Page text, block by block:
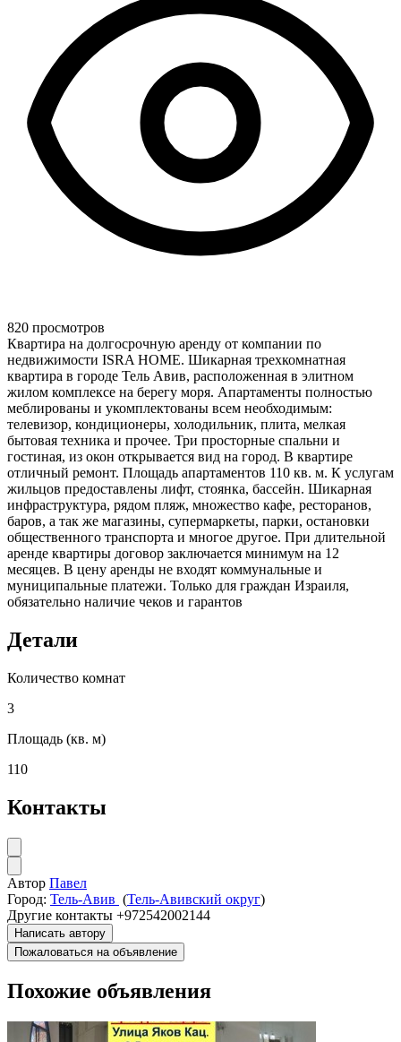
820 просмотров
Квартира на долгосрочную аренду от компании по
недвижимости ISRA HOME. Шикарная трехкомнатная
квартира в городе Тель Авив, расположенная в элитном
жилом комплексе на берегу моря. Апартаменты полностью
меблированы и укомплектованы всем необходимым:
телевизор, кондиционеры, холодильник, плита, мелкая
бытовая техника и прочее. Три просторные спальни и
гостиная, из окон открывается вид на город. В квартире
отличный ремонт. Площадь апартаментов 110 кв. м. К услугам
жильцов предоставлены лифт, стоянка, бассейн. Шикарная
инфраструктура, рядом пляж, множество кафе, ресторанов,
баров, а так же магазины, супермаркеты, парки, остановки
общественного транспорта и многое другое. При длительной
аренде квартиры договор заключается минимум на 12
месяцев. В цену аренды не входят коммунальные и
муниципальные платежи. Только для граждан Израиля,
обязательно наличие чеков и гарантов
Детали
Количество комнат
3
Площадь (кв. м)
110
Контакты
Автор Павел
Город: Тель-Авив (Тель-Авивский округ)
Другие контакты +972542002144
Написать автору
Пожаловаться на объявление
Похожие объявления